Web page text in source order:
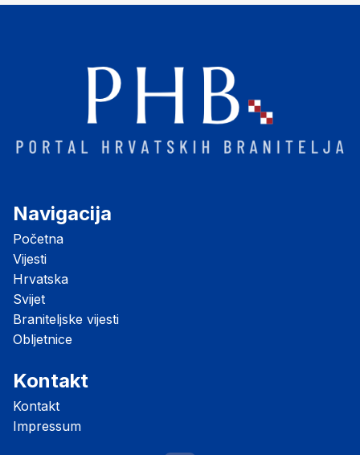
Navigacija
Početna
Vijesti
Hrvatska
Svijet
Braniteljske vijesti
Obljetnice
Kontakt
Kontakt
Impressum